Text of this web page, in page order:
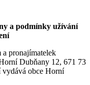
a podmínky užívání
pronajímatelek
Dubňany 12, 671 73
vydává obce Horní